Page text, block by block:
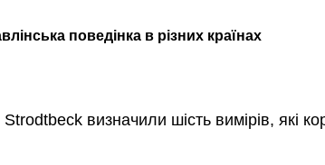
поведінка в різних країнах
Strodtbeck визначили шість вимірів, які